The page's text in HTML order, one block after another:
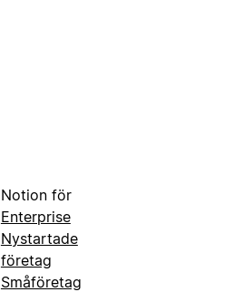
Notion för
Enterprise
Nystartade
företag
Småföretag